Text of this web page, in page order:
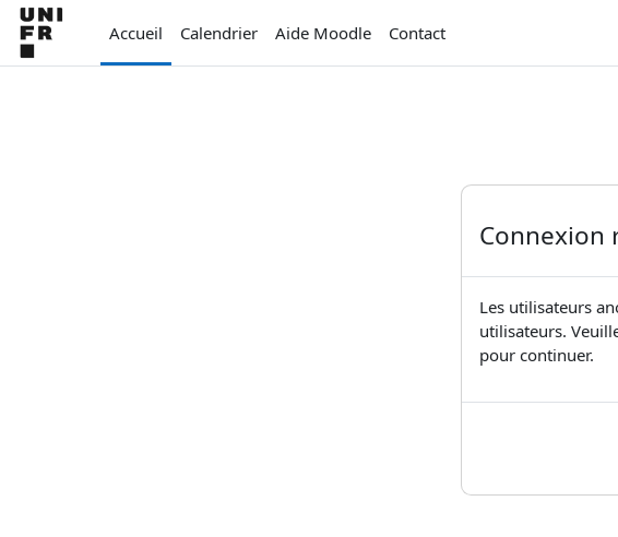
Passer au contenu principal
Accueil
Calendrier Aide Moodle Contact
Connexion
Les utilisateurs
utilisateurs.
pour continuer.